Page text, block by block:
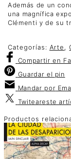
Además de un
una magnífica
Clémenti y de su
Categorías: Arte,
Compartir en
Guardar el pin
Mandar por
Twiteareste
Productos